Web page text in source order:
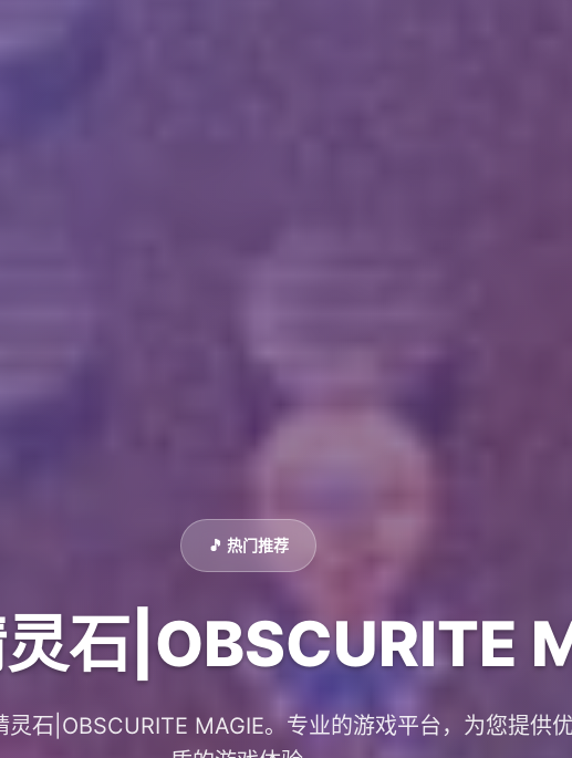
🎵 热门推荐
石|OBSCURITE
灵石|OBSCURITE MAGIE。专业的游戏平台，为您提供优